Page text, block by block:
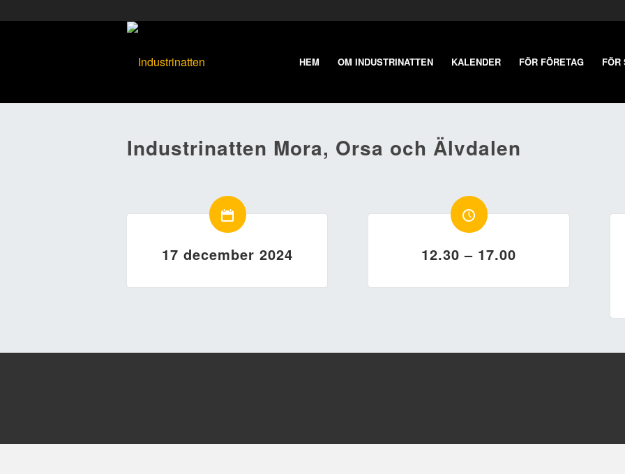
HEM OM INDUSTRINATTEN KALENDER FÖR FÖRETAG FÖR
Industrinatten Mora, Orsa och Älvdalen
17 december 2024 12.30 – 17.00